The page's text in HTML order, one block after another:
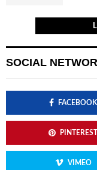
SOCIAL
FACEBOOK
PINTEREST
VIMEO